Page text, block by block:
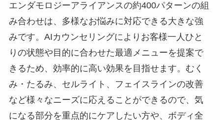
エンダモロジーアライアンスの約400パターンの組
み合わせは、多様なお悩みに対応できる大きな強
みです。AIカウンセリングによりお客様一人ひと
りの状態や目的に合わせた最適メニューを提案で
きるため、効率的に高い効果を目指せます。むく
み・たるみ、セルライト、フェイスラインの改善
など様々なニーズに応えることができるので、気
になる部分を重点的にケアしたい方や、ボディ全